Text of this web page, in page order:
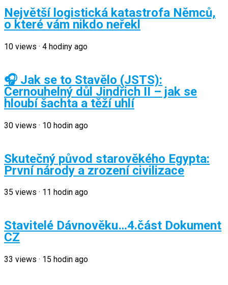
Největší logistická katastrofa Němců,
o které vám nikdo neřekl
10 views · 4 hodiny ago
🎧 Jak se to Stavělo (JSTS):
Černouhelný důl Jindřich II – jak se
hloubí šachta a těží uhlí
30 views · 10 hodin ago
Skutečný původ starověkého Egypta:
První národy a zrození civilizace
35 views · 11 hodin ago
Stavitelé Dávnověku…4.část Dokument
CZ
33 views · 15 hodin ago